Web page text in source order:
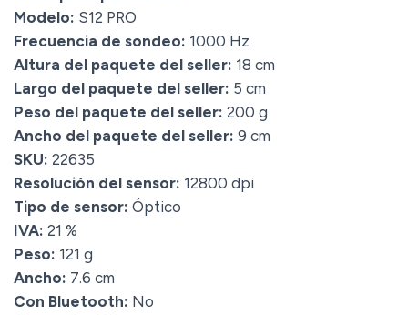
Modelo: S12 PRO
Frecuencia de sondeo: 1000 Hz
Altura del paquete del seller: 18 cm
Largo del paquete del seller: 5 cm
Peso del paquete del seller: 200 g
Ancho del paquete del seller: 9 cm
SKU: 22635
Resolución del sensor: 12800 dpi
Tipo de sensor: Óptico
IVA: 21 %
Peso: 121 g
Ancho: 7.6 cm
Con Bluetooth: No